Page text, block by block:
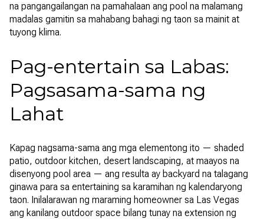
na pangangailangan na pamahalaan ang pool na malamang
madalas gamitin sa mahabang bahagi ng taon sa mainit at
tuyong klima.
Pag-entertain sa Labas:
Pagsasama-sama ng
Lahat
Kapag nagsama-sama ang mga elementong ito — shaded
patio, outdoor kitchen, desert landscaping, at maayos na
disenyong pool area — ang resulta ay backyard na talagang
ginawa para sa entertaining sa karamihan ng kalendaryong
taon. Inilalarawan ng maraming homeowner sa Las Vegas
ang kanilang outdoor space bilang tunay na extension ng